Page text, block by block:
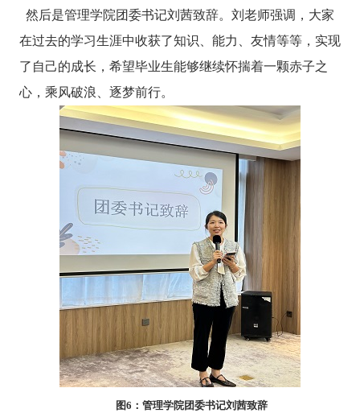
然后是管理学院团委书记刘茜致辞。刘老师强调，大家
在过去的学习生涯中收获了知识、能力、友情等等，实现
了自己的成长，希望毕业生能够继续怀揣着一颗赤子之
心，乘风破浪、逐梦前行。
图6 ：管理学院团委书记刘茜致辞